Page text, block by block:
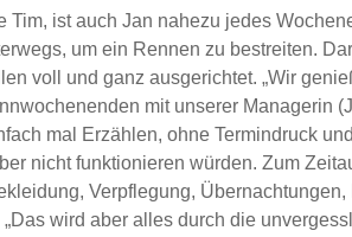
Tim, ist auch Jan nahezu jedes
um ein Rennen zu bestreiten.
voll und ganz ausgerichtet. „Wir
mit unserer Managerin
mal Erzählen, ohne Termindruck
nicht funktionieren würden. Zum
Verpflegung,
wird aber alles durch die